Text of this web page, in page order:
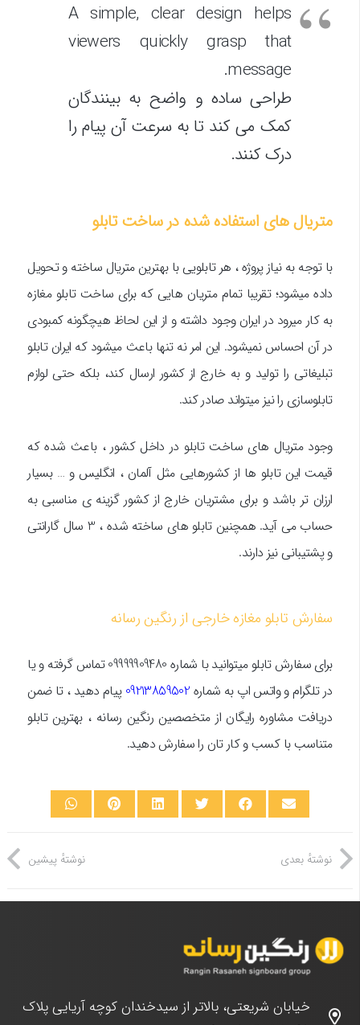
A simple, clear design helps
viewers quickly grasp that
message.
طراحی ساده و واضح به بینندگان
کمک می کند تا به سرعت آن پیام را
درک کنند.
متریال های استفاده شده در ساخت تابلو
با توجه به نیاز پروژه ، هر تابلویی با بهترین متریال ساخته و تحویل
داده میشود؛ تقریبا تمام متریان هایی که برای ساخت تابلو مغازه
به کار میرود در ایران وجود داشته و از این لحاظ هیچگونه کمبودی
در آن احساس نمیشود. این امر نه تنها باعث میشود که ایران تابلو
تبلیغاتی را تولید و به خارج از کشور ارسال کند، بلکه حتی لوازم
تابلوسازی را نیز میتواند صادر کند.
وجود متریال های ساخت تابلو در داخل کشور ، باعث شده که
قیمت این تابلو ها از کشورهایی مثل آلمان ، انگلیس و … بسیار
ارزان تر باشد و برای مشتریان خارج از کشور گزینه ی مناسبی به
حساب می آید. همچنین تابلو های ساخته شده ، 3 سال گارانتی
و پشتیبانی نیز دارند.
سفارش تابلو مغازه خارجی از رنگین رسانه
برای سفارش تابلو میتوانید با شماره 09999909480 تماس گرفته و یا
در تلگرام و واتس اپ به شماره09213859502 پیام دهید ، تا ضمن
دریافت مشاوره رایگان از متخصصین رنگین رسانه ، بهترین تابلو
متناسب با کسب و کار تان را سفارش دهید.
نوشتهٔ پیشین نوشتهٔ بعدی
خیابان شریعتی، بالاتر از سیدخندان کوچه آریایی پلاک